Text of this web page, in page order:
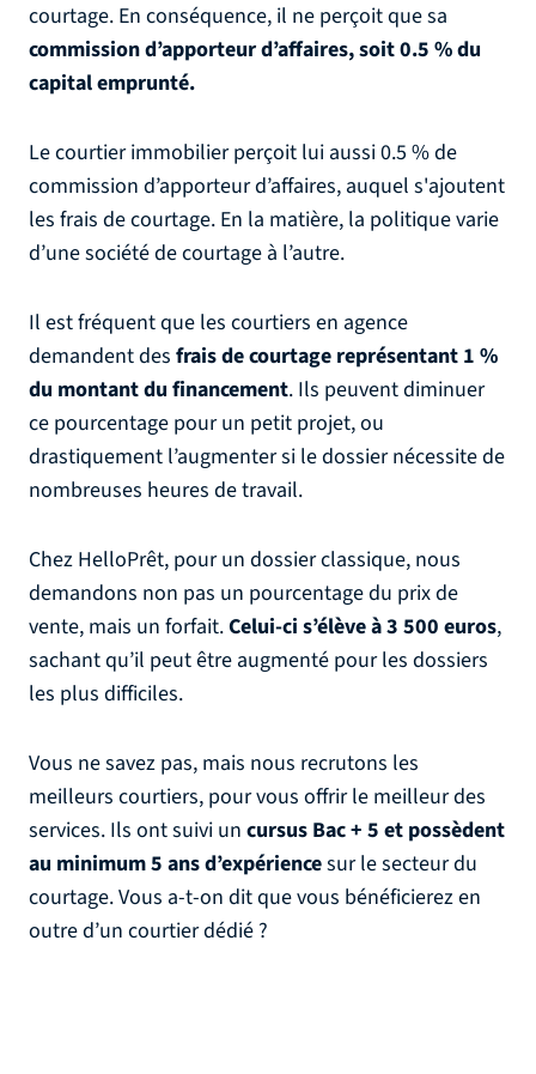
courtage. En conséquence, il ne perçoit que sa
commission d’apporteur d’affaires, soit 0.5 % du
capital emprunté.
Le courtier immobilier perçoit lui aussi 0.5 % de
commission d’apporteur d’affaires, auquel s'ajoutent
les frais de courtage. En la matière, la politique varie
d’une société de courtage à l’autre.
Il est fréquent que les courtiers en agence
demandent des frais de courtage représentant 1 %
du montant du financement. Ils peuvent diminuer
ce pourcentage pour un petit projet, ou
drastiquement l’augmenter si le dossier nécessite de
nombreuses heures de travail.
Chez HelloPrêt, pour un dossier classique, nous
demandons non pas un pourcentage du prix de
vente, mais un forfait.Celui-ci s’élève à 3 500 euros,
sachant qu’il peut être augmenté pour les dossiers
les plus difficiles.
Vous ne savez pas, mais nous recrutons les
meilleurs courtiers, pour vous offrir le meilleur des
services. Ils ont suivi un cursus Bac + 5 et possèdent
au minimum 5 ans d’expériencesur le secteur du
courtage. Vous a-t-on dit que vous bénéficierez en
outre d’un courtier dédié ?